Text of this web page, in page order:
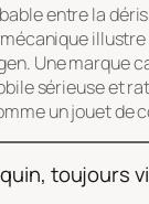
entre la
Une marque
sérieuse et
un jouet de
toujours